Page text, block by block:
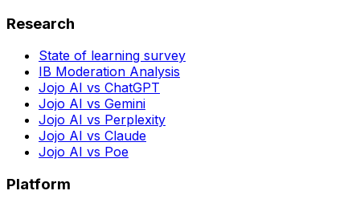
Research
State of learning survey
IB Moderation Analysis
Jojo AI vs ChatGPT
Jojo AI vs Gemini
Jojo AI vs Perplexity
Jojo AI vs Claude
Jojo AI vs Poe
Platform